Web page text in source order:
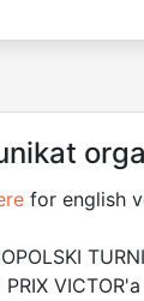
for english
PRIX VICTOR'a